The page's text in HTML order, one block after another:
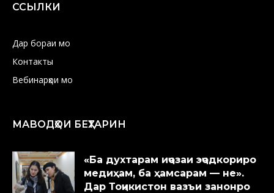
ССЫЛКИ
Дар бораи мо
Контакты
Вебинарҳои мо
МАВОДҲОИ БЕҲТАРИН
«Ба духтарам иҷозаи эҷодкориро
медиҳам, ба ҳамсарам — не».
Дар Тоҷикистон вазъи занонро